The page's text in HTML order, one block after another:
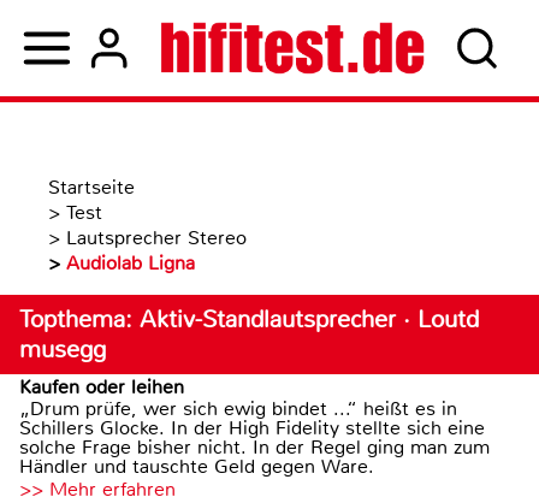
Startseite
> Test
> Lautsprecher Stereo
> Audiolab Ligna
Topthema: Aktiv-Standlautsprecher · Loutd
musegg
Kaufen oder leihen
„Drum prüfe, wer sich ewig bindet ...“ heißt es in
Schillers Glocke. In der High Fidelity stellte sich eine
solche Frage bisher nicht. In der Regel ging man zum
Händler und tauschte Geld gegen Ware.
>> Mehr erfahren